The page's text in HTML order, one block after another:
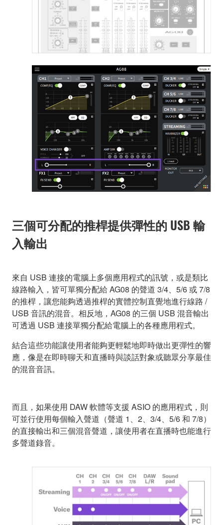
三個可分配的推桿提供彈性的 USB 輸
入輸出
來自 USB 連接的電腦上多個應用程式的訊號，或是類比
線路輸入，皆可單獨分配給 AG08 的聲道 3/4、5/6 或 7/8
的推桿，讓您能夠透過推桿的實體控制直覺地進行線路 /
USB 音訊的混音。相反地，AG08 的三個 USB 混音輸出
可透過 USB 連接單獨分配給電腦上的各種應用程式。
結合這些功能讓使用者能夠更輕鬆地即時做出更彈性的響
應，像是在即時聊天和直播時與談話對象或聽眾分享最佳
的混音音訊。
而且，如果使用 DAW 軟體等支援 ASIO 的應用程式，則
可並行使用每個輸入聲道（聲道 1、2、3/4、5/6 和 7/8）
的直接輸出和三個混音聲道，讓使用者在直播時也能進行
多聲道錄音。